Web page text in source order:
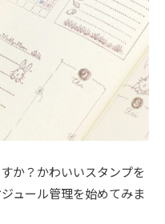
か？かわいいスタンプを
ュール管理を始めてみま